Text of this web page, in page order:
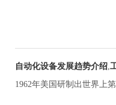
自动化设备发展趋势介绍,
1962年美国研制出世界上